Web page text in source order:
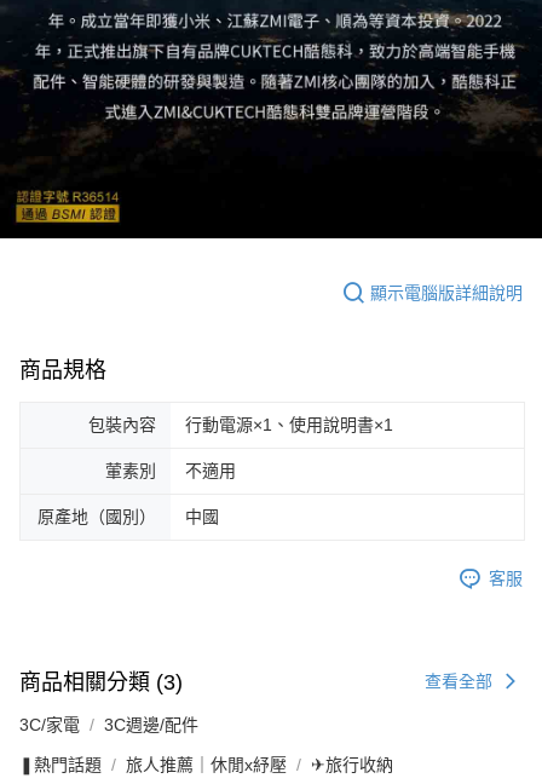
顯示電腦版詳細說明
商品規格
包裝內容 行動電源×1、使用說明書×1
葷素別 不適用
原產地（國別） 中國
客服
商品相關分類 (3) 查看全部
3C/家電 3C週邊/配件
❚熱門話題 旅人推薦｜休閒x紓壓 ✈旅行收納